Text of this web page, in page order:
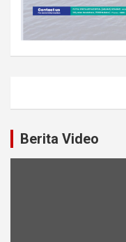
Berita Video